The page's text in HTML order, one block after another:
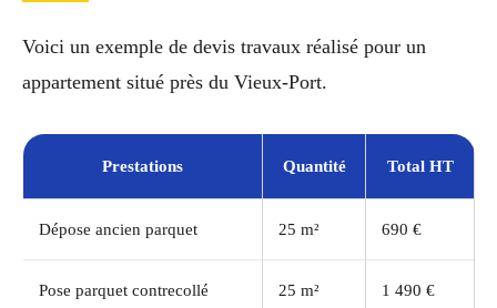
Voici un exemple de devis travaux réalisé pour un
appartement situé près du Vieux-Port.
Prestations Quantité Total HT
Dépose ancien parquet 25 m² 690 €
Pose parquet contrecollé 25 m² 1 490 €